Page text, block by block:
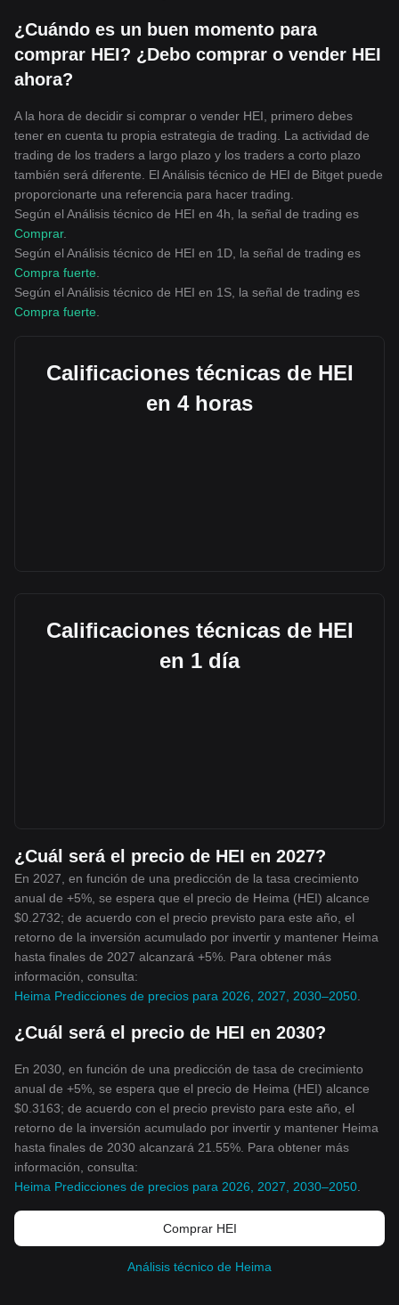
¿Cuándo es un buen momento para
comprar HEI? ¿Debo comprar o vender HEI
ahora?
A la hora de decidir si comprar o vender HEI, primero debes
tener en cuenta tu propia estrategia de trading. La actividad de
trading de los traders a largo plazo y los traders a corto plazo
también será diferente. El Análisis técnico de HEI de Bitget puede
proporcionarte una referencia para hacer trading.
Según el Análisis técnico de HEI en 4h, la señal de trading es
Comprar.
Según el Análisis técnico de HEI en 1D, la señal de trading es
Compra fuerte
Según el Análisis técnico de HEI en 1S, la señal de trading es
Compra fuerte
Calificaciones técnicas de HEI
en 4 horas
Calificaciones técnicas de HEI
en 1 día
¿Cuál será el precio de HEI en 2027?
En 2027, en función de una predicción de la tasa crecimiento
anual de +5%, se espera que el precio de Heima (HEI) alcance
$0.2732; de acuerdo con el precio previsto para este año, el
retorno de la inversión acumulado por invertir y mantener Heima
hasta finales de 2027 alcanzará +5%. Para obtener más
información, consulta:
Heima Predicciones de precios para 2026, 2027, 2030–2050
¿Cuál será el precio de HEI en 2030?
En 2030, en función de una predicción de tasa de crecimiento
anual de +5%, se espera que el precio de Heima (HEI) alcance
$0.3163; de acuerdo con el precio previsto para este año, el
retorno de la inversión acumulado por invertir y mantener Heima
hasta finales de 2030 alcanzará 21.55%. Para obtener más
información, consulta:
Heima Predicciones de precios para 2026, 2027, 2030–2050
Comprar HEI
Análisis técnico de Heima